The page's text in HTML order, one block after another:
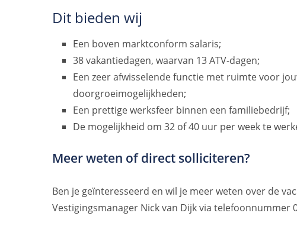
Dit bieden wij
Een boven marktconform salaris;
38 vakantiedagen, waarvan 13 ATV-dagen;
Een zeer afwisselende functie met ruimte voor
doorgroeimogelijkheden;
Een prettige werksfeer binnen een familiebedrijf;
De mogelijkheid om 32 of 40 uur per week te
Meer weten of direct solliciteren?
Ben je geïnteresseerd en wil je meer weten over de
Vestigingsmanager Nick van Dijk via telefoonnummer